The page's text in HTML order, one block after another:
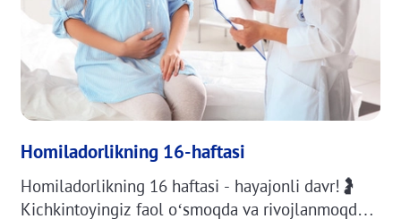
Homiladorlikning 16-haftasi
Homiladorlikning 16 haftasi - hayajonli davr!🤰
Kichkintoyingiz faol o‘smoqda va rivojlanmoqda.